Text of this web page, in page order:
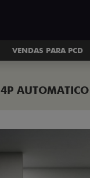
VENDAS PARA PCD